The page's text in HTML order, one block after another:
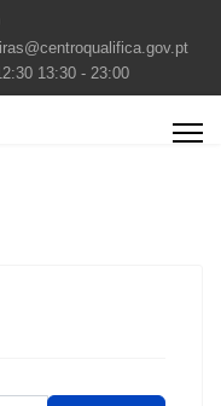
13:30 - 23:00